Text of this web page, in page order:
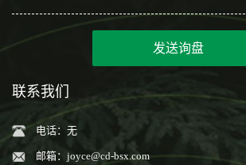
发送询盘
联系我们
电话：无
邮箱： joyce@cd-bsx.com